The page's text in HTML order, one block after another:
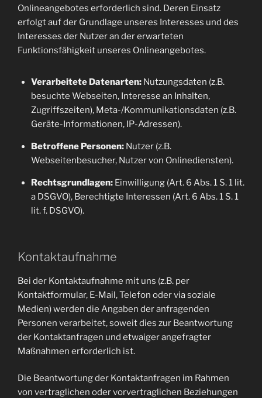
Onlineangebotes erforderlich sind. Deren Einsatz
erfolgt auf der Grundlage unseres Interesses und des
Interesses der Nutzer an der erwarteten
Funktionsfähigkeit unseres Onlineangebotes.
Verarbeitete Datenarten:Nutzungsdaten (z.B.
besuchte Webseiten, Interesse an Inhalten,
Zugriffszeiten), Meta-/Kommunikationsdaten (z.B.
Geräte-Informationen, IP-Adressen).
Betroffene Personen:Nutzer (z.B.
Webseitenbesucher, Nutzer von Onlinediensten).
Rechtsgrundlagen:Einwilligung (Art. 6 Abs. 1 S. 1 lit.
a DSGVO), Berechtigte Interessen (Art. 6 Abs. 1 S. 1
lit. f. DSGVO).
Kontaktaufnahme
Bei der Kontaktaufnahme mit uns (z.B. per
Kontaktformular, E-Mail, Telefon oder via soziale
Medien) werden die Angaben der anfragenden
Personen verarbeitet, soweit dies zur Beantwortung
der Kontaktanfragen und etwaiger angefragter
Maßnahmen erforderlich ist.
Die Beantwortung der Kontaktanfragen im Rahmen
von vertraglichen oder vorvertraglichen Beziehungen